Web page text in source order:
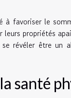
à favoriser le
propriétés
révéler être un
santé